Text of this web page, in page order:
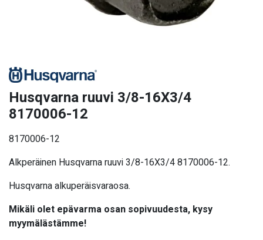
Husqvarna ruuvi 3/8-16X3/4
8170006-12
8170006-12
Alkperäinen Husqvarna ruuvi 3/8-16X3/4 8170006-12.
Husqvarna alkuperäisvaraosa.
Mikäli olet epävarma osan sopivuudesta, kysy
myymälästämme!